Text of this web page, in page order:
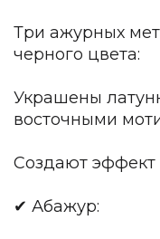
Декор
По типу
Предметы интерьера
Зеркала
Ковры
Дизайнерские кальяны
Подбор,
Три ажурных
черного цвета:
Украшены
восточными
Создают
✔ Абажур: